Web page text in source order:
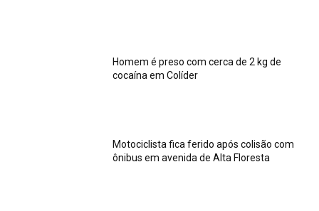
Homem é preso com cerca de 2 kg de
cocaína em Colíder
Motociclista fica ferido após colisão com
ônibus em avenida de Alta Floresta